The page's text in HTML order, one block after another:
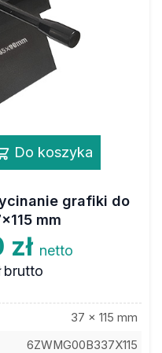
Do koszyka
grafiki do
mm
zł netto
brutto
37 x 115 mm
6ZWMG00B337X115